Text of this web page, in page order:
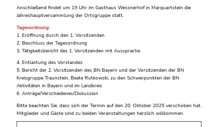
Anschließend findet um 19 Uhr im Gasthaus Wessnerhof in Marquartstein die
Jahreshauptversammlung der Ortsgruppe statt.
Tagesordnung:
1. Eröffnung durch den 1. Vorsitzenden
2. Beschluss der Tagesordnung
3. Tätigkeitsbericht des 1. Vorsitzenden mit Aussprache
4. Entlastung des Vorstandes
5. Bericht der 2. Vorsitzenden des BN Bayern und der Vorsitzenden der BN
Kreisgruppe Traunstein, Beate Rutkowski, zu den Schwerpunkten der BN
Aktivitäten in Bayern und im Landkreis
6. Anträge/Verschiedenes/Diskussion
Bitte beachten Sie, dass sich der Termin auf den 20. Oktober 2025 verschoben hat.
Mitglieder und Gäste sind zu beiden Veranstaltungen herzlich willkommen.